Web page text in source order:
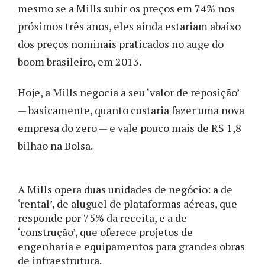
mesmo se a Mills subir os preços em 74% nos
próximos três anos, eles ainda estariam abaixo
dos preços nominais praticados no auge do
boom brasileiro, em 2013.
Hoje, a Mills negocia a seu ‘valor de reposição’
— basicamente, quanto custaria fazer uma nova
empresa do zero — e vale pouco mais de R$ 1,8
bilhão na Bolsa.
A Mills opera duas unidades de negócio: a de
‘rental’, de aluguel de plataformas aéreas, que
responde por 75% da receita, e a de
‘construção’, que oferece projetos de
engenharia e equipamentos para grandes obras
de infraestrutura.